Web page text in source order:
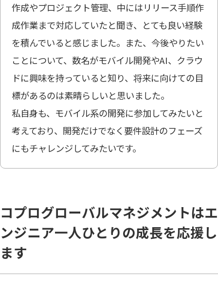
作成やプロジェクト管理、中にはリリース手順作
成作業まで対応していたと聞き、とても良い経験
を積んでいると感じました。また、今後やりたい
ことについて、数名がモバイル開発やAI、クラウ
ドに興味を持っていると知り、将来に向けての目
標があるのは素晴らしいと思いました。
私自身も、モバイル系の開発に参加してみたいと
考えており、開発だけでなく要件設計のフェーズ
にもチャレンジしてみたいです。
コプログローバルマネジメントはエ
ンジニア一人ひとりの成長を応援し
ます